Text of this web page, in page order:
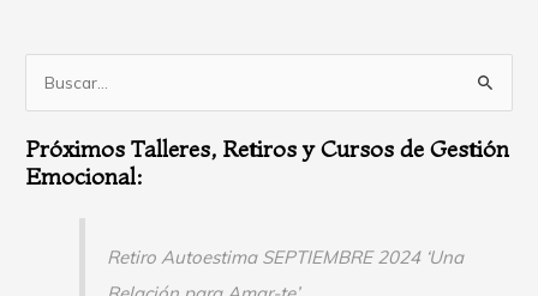
s
c
Próximos Talleres, Retiros y Cursos de Gestión
Emocional:
Retiro Autoestima SEPTIEMBRE 2024 ‘Una